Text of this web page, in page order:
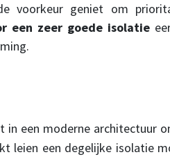
voorkeur geniet om
een zeer goede isolatie
een moderne architectuur
leien een degelijke isolatie